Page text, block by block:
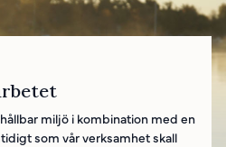
miljö i kombination med en
som vår verksamhet skall